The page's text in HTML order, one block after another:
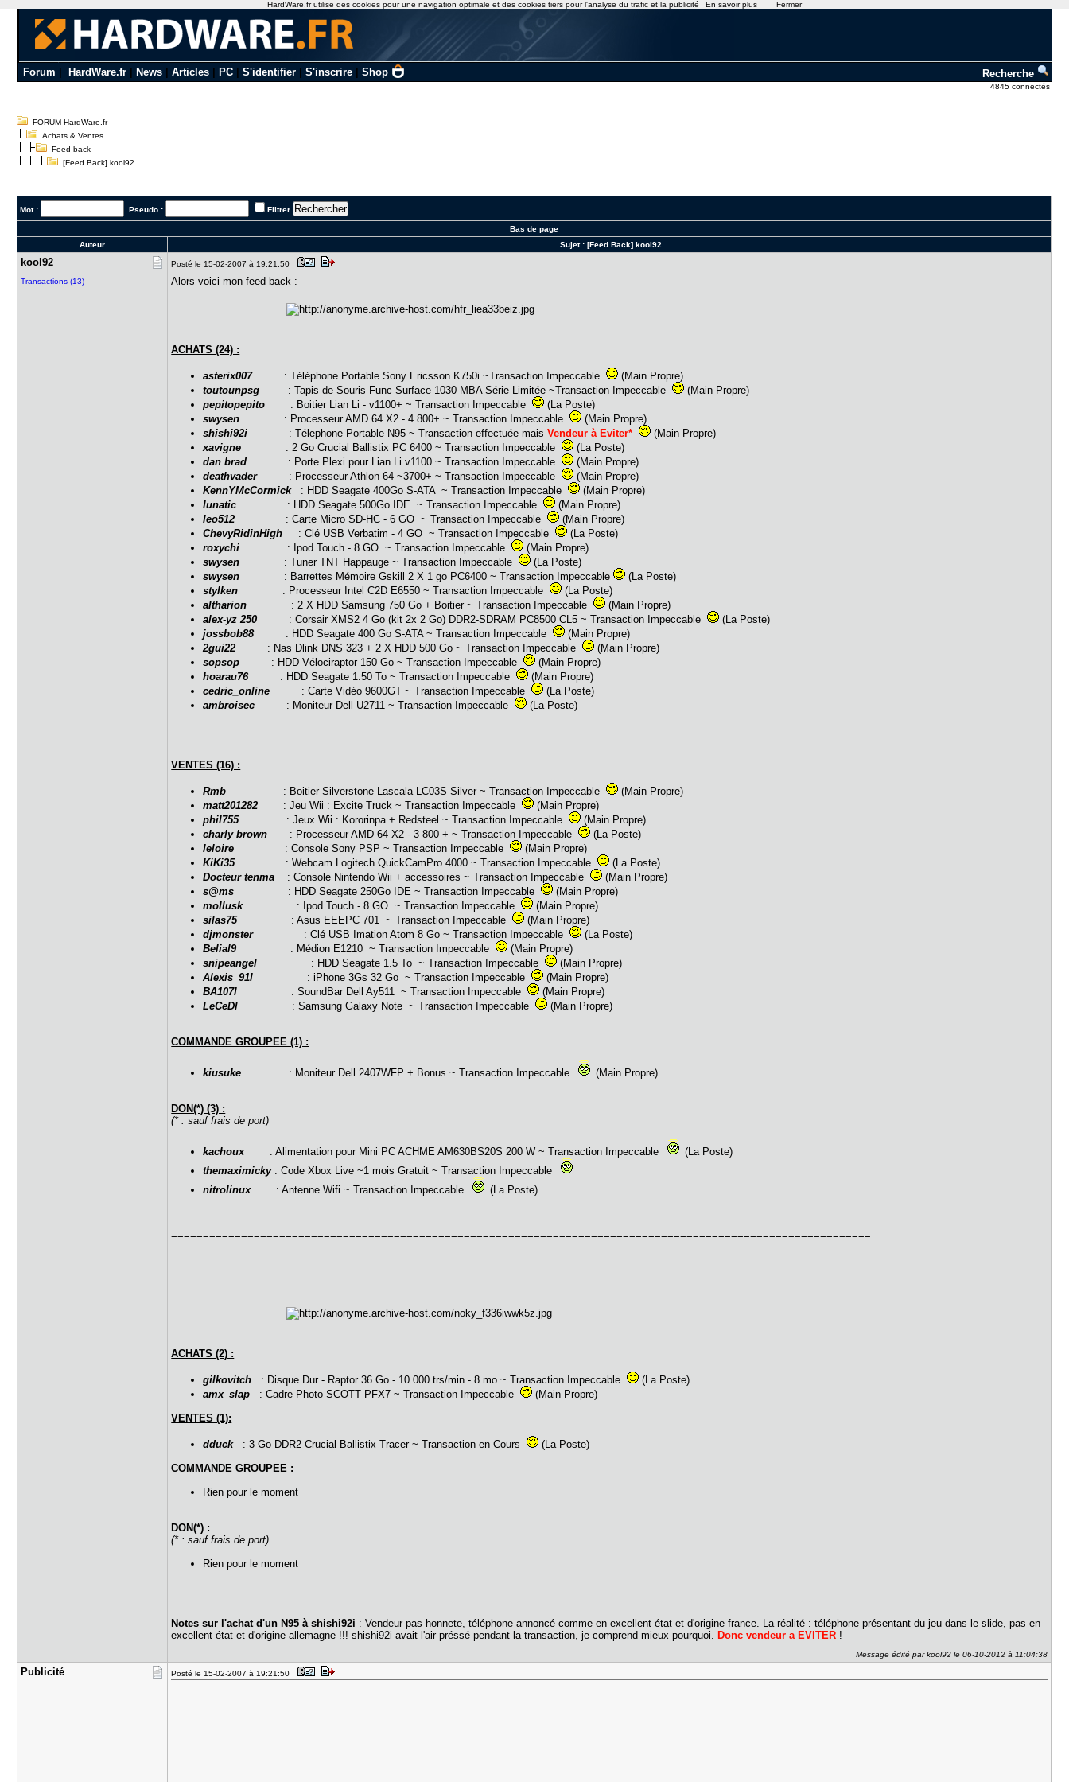
Forum HardWare.fr| News| Articles| PC| S'identifier| S'inscrire| Shop Recherche
4845 connectés
FORUM HardWare.fr
Achats & Ventes
Feed-back
[Feed Back] kool92
Mot : Pseudo : Filtrer
Bas de page
Auteur
Sujet : [Feed Back] kool92
kool92
Transactions (13)
Posté le 15-02-2007 à 19:21:50
Alors voici mon feed back :
ACHATS (24) :
asterix007: Téléphone Portable Sony Ericsson K750i ~Transaction Impeccable
(Main Propre)
toutounpsg : Tapis de Souris Func Surface 1030 MBA Série Limitée ~Transaction Impeccable
(Main Propre)
pepitopepito : Boitier Lian Li - v1100+ ~ Transaction Impeccable
(La Poste)
swysen : Processeur AMD 64 X2 - 4 800+ ~ Transaction Impeccable
(Main Propre)
shishi92i : Télephone Portable N95 ~ Transaction effectuée maisVendeur à Eviter*
(Main Propre)
xavigne : 2 Go Crucial Ballistix PC 6400 ~ Transaction Impeccable
(La Poste)
dan brad : Porte Plexi pour Lian Li v1100 ~ Transaction Impeccable
(Main Propre)
deathvader: Processeur Athlon 64 ~3700+ ~ Transaction Impeccable
(Main Propre)
KennYMcCormick: HDD Seagate 400Go S-ATA ~ Transaction Impeccable
(Main Propre)
lunatic : HDD Seagate 500Go IDE ~ Transaction Impeccable
(Main Propre)
leo512 : Carte Micro SD-HC - 6 GO ~ Transaction Impeccable
(Main Propre)
ChevyRidinHigh : Clé USB Verbatim - 4 GO ~ Transaction Impeccable
(La Poste)
roxychi : Ipod Touch - 8 GO ~ Transaction Impeccable
(Main Propre)
swysen : Tuner TNT Happauge ~ Transaction Impeccable
(La Poste)
swysen : Barrettes Mémoire Gskill 2 X 1 go PC6400 ~ Transaction Impeccable
(La Poste)
stylken : Processeur Intel C2D E6550 ~ Transaction Impeccable
(La Poste)
altharion : 2 X HDD Samsung 750 Go + Boitier ~ Transaction Impeccable
(Main Propre)
alex-yz 250 : Corsair XMS2 4 Go (kit 2x 2 Go) DDR2-SDRAM PC8500 CL5 ~ Transaction Impeccable
(La Poste)
jossbob88: HDD Seagate 400 Go S-ATA ~ Transaction Impeccable
(Main Propre)
2gui22 : Nas Dlink DNS 323 + 2 X HDD 500 Go ~ Transaction Impeccable
(Main Propre)
sopsop : HDD Vélociraptor 150 Go ~ Transaction Impeccable
(Main Propre)
hoarau76: HDD Seagate 1.50 To ~ Transaction Impeccable
(Main Propre)
cedric_online : Carte Vidéo 9600GT ~ Transaction Impeccable
(La Poste)
ambroisec : Moniteur Dell U2711 ~ Transaction Impeccable (La Poste)
VENTES (16) :
Rmb : Boitier Silverstone Lascala LC03S Silver ~ Transaction Impeccable
(Main Propre)
matt201282 : Jeu Wii : Excite Truck ~ Transaction Impeccable
(Main Propre)
phil755: Jeux Wii : Kororinpa + Redsteel ~ Transaction Impeccable
(Main Propre)
charly brown : Processeur AMD 64 X2 - 3 800 + ~ Transaction Impeccable
(La Poste)
leloire : Console Sony PSP ~ Transaction Impeccable
(Main Propre)
KiKi35: Webcam Logitech QuickCamPro 4000 ~ Transaction Impeccable
(La Poste)
Docteur tenma : Console Nintendo Wii + accessoires ~ Transaction Impeccable
(Main Propre)
s@ms : HDD Seagate 250Go IDE ~ Transaction Impeccable
(Main Propre)
mollusk: Ipod Touch - 8 GO ~ Transaction Impeccable
(Main Propre)
silas75: Asus EEEPC 701 ~ Transaction Impeccable
(Main Propre)
djmonster: Clé USB Imation Atom 8 Go ~ Transaction Impeccable
(La Poste)
Belial9: Médion E1210 ~ Transaction Impeccable
(Main Propre)
snipeangel : HDD Seagate 1.5 To ~ Transaction Impeccable
(Main Propre)
Alexis_91l : iPhone 3Gs 32 Go ~ Transaction Impeccable
(Main Propre)
BA107l : SoundBar Dell Ay511 ~ Transaction Impeccable
(Main Propre)
LeCeDl : Samsung Galaxy Note ~ Transaction Impeccable (Main Propre)
COMMANDE GROUPEE (1) :
kiusuke : Moniteur Dell 2407WFP + Bonus ~ Transaction Impeccable (Main Propre)
DON(*) (3) :
(* : sauf frais de port)
kachoux: Alimentation pour Mini PC ACHME AM630BS20S 200 W ~ Transaction Impeccable
(La Poste)
themaximicky: Code Xbox Live ~1 mois Gratuit ~ Transaction Impeccable
nitrolinux: Antenne Wifi ~ Transaction Impeccable (La Poste)
==============================================================================================================
ACHATS (2) :
gilkovitch : Disque Dur - Raptor 36 Go - 10 000 trs/min - 8 mo ~ Transaction Impeccable
(La Poste)
amx_slap : Cadre Photo SCOTT PFX7 ~ Transaction Impeccable
(Main Propre)
VENTES (1):
dduck: 3 Go DDR2 Crucial Ballistix Tracer ~ Transaction en Cours
(La Poste)
COMMANDE GROUPEE :
Rien pour le moment
DON(*) :
(* : sauf frais de port)
Rien pour le moment
Notes sur l'achat d'un N95 à shishi92i :Vendeur pas honnete, téléphone annoncé comme en excellent état et d'origine france. La réalité : téléphone présentant du jeu dans le slide, pas en
excellent état et d'origine allemagne !!! shishi92i avait l'air préssé pendant la transaction, je comprend mieux pourquoi. Donc vendeur a EVITER !
Message édité par kool92 le 06-10-2012 à 11:04:38
Publicité Posté le 15-02-2007 à 19:21:50
HardWare.fr utilise des cookies pour une navigation optimale et des cookies tiers pour l'analyse du trafic et la publicité En savoir plus Fermer